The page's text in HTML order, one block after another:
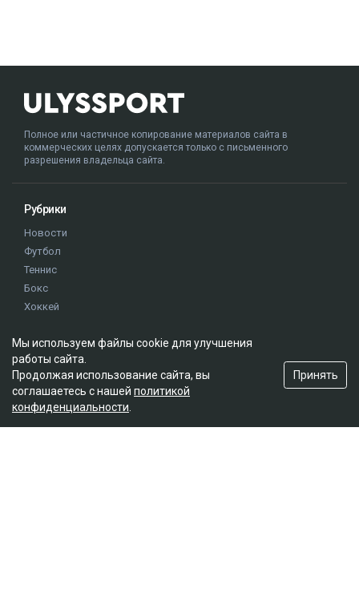
Полное или частичное копирование материалов сайта в
коммерческих целях допускается только с письменного
разрешения владельца сайта.
Рубрики
Новости
Футбол
Теннис
Бокс
Хоккей
Истории
Олимпиада
Редакция
О проекте
Мы используем файлы cookie для улучшения
работы сайта.
Продолжая использование сайта, вы
соглашаетесь с нашей политикой
конфиденциальности
Принять